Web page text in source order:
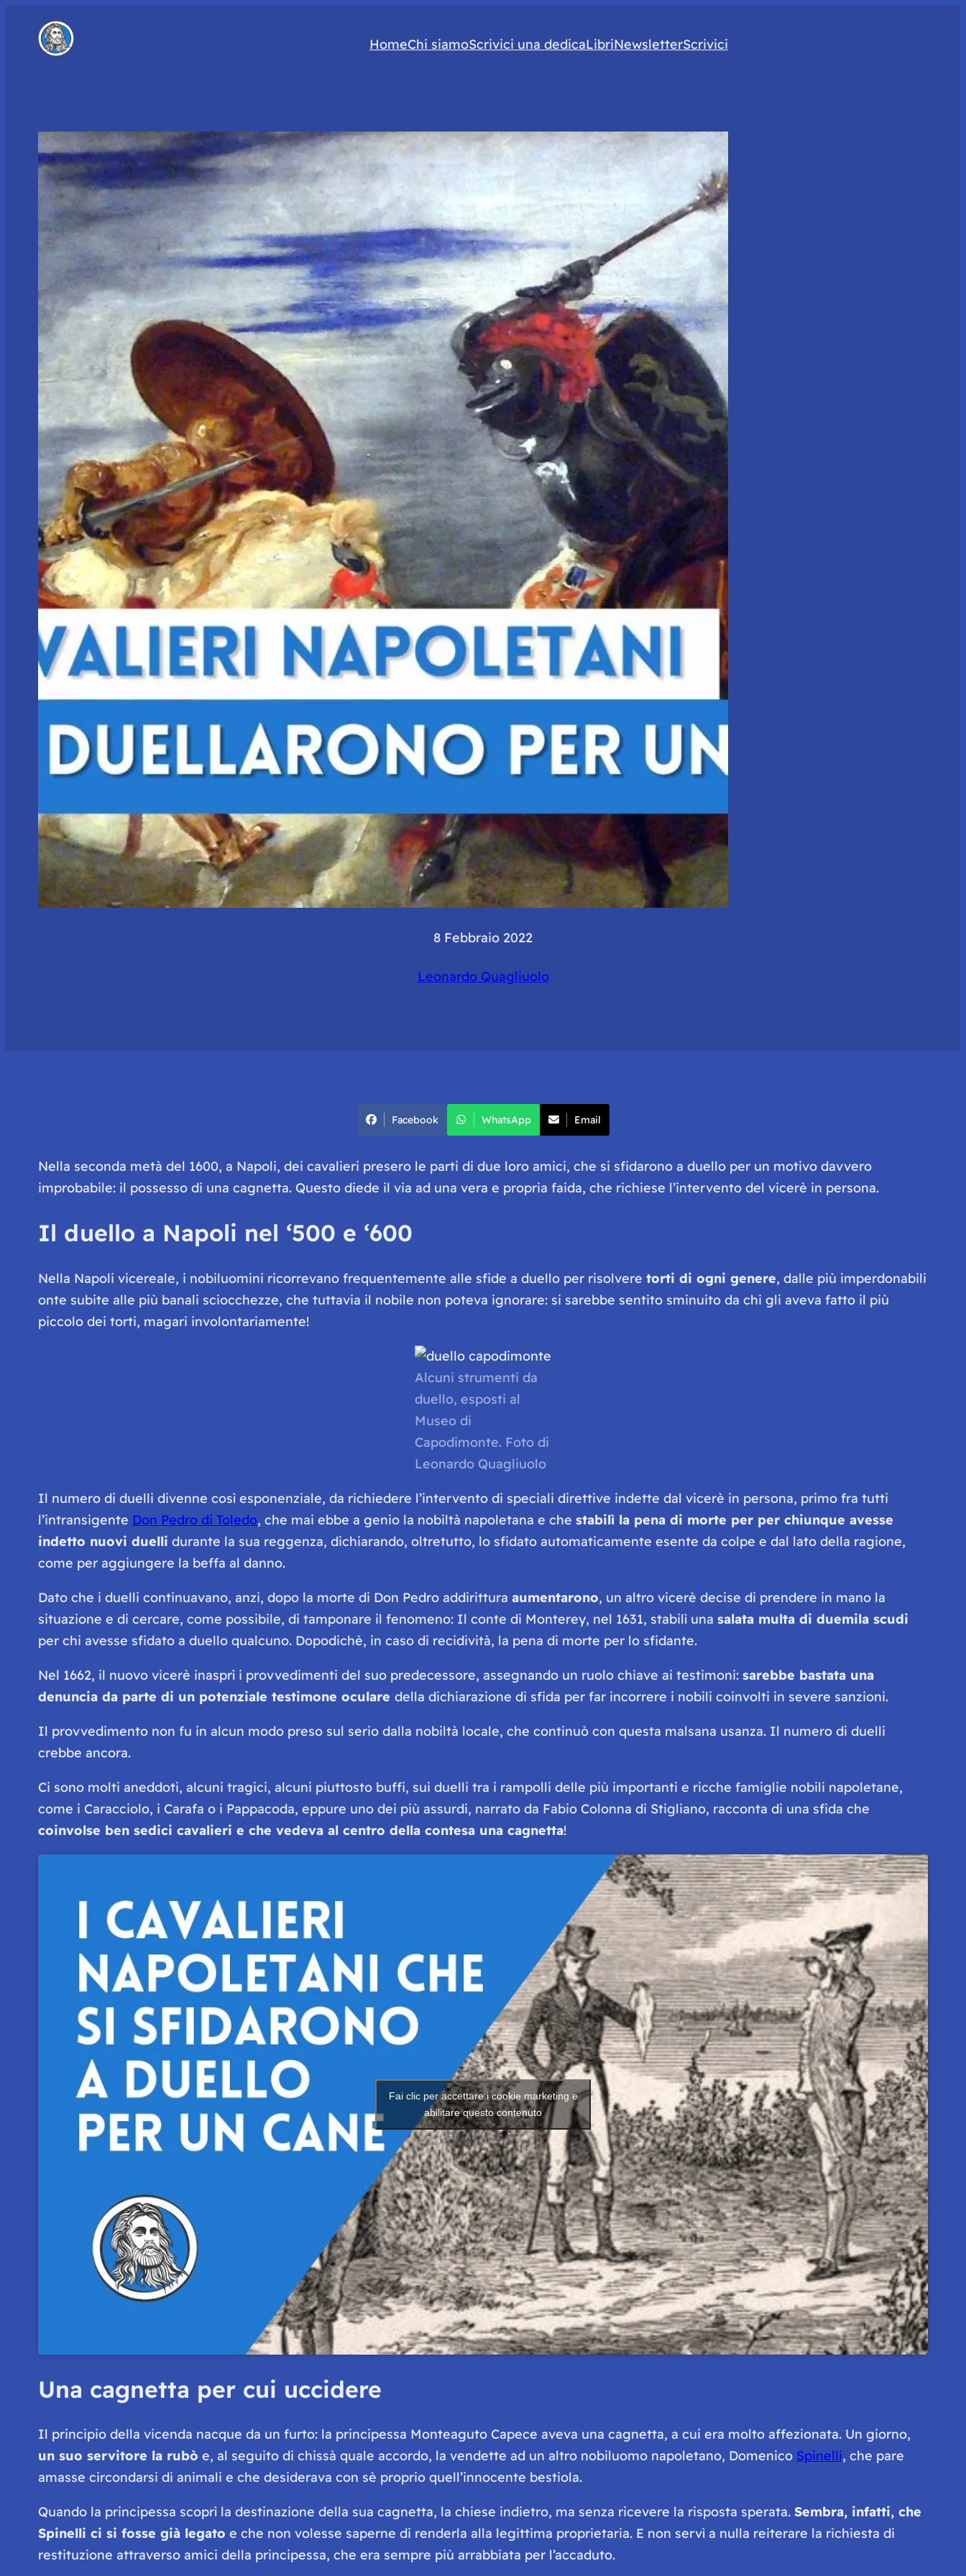
HomeChi siamoScrivici una dedicaLibriNewsletterScrivici
8 Febbraio 2022
Leonardo Quagliuolo
Facebook WhatsApp Email
Nella seconda metà del 1600, a Napoli, dei cavalieri presero le parti di due loro amici, che si sfidarono a duello per un motivo davvero
improbabile: il possesso di una cagnetta. Questo diede il via ad una vera e propria faida, che richiese l’intervento del vicerè in persona.
Il duello a Napoli nel ‘500 e ‘600
Nella Napoli vicereale, i nobiluomini ricorrevano frequentemente alle sfide a duello per risolvere torti di ogni genere, dalle più imperdonabili
onte subite alle più banali sciocchezze, che tuttavia il nobile non poteva ignorare: si sarebbe sentito sminuito da chi gli aveva fatto il più
piccolo dei torti, magari involontariamente!
Alcuni strumenti da
duello, esposti al
Museo di
Capodimonte. Foto di
Leonardo Quagliuolo
Il numero di duelli divenne così esponenziale, da richiedere l’intervento di speciali direttive indette dal vicerè in persona, primo fra tutti
l’intransigente Don Pedro di Toledo, che mai ebbe a genio la nobiltà napoletana e che stabilì la pena di morte per per chiunque avesse
indetto nuovi duelli durante la sua reggenza, dichiarando, oltretutto, lo sfidato automaticamente esente da colpe e dal lato della ragione,
come per aggiungere la beffa al danno.
Dato che i duelli continuavano, anzi, dopo la morte di Don Pedro addirittura aumentarono, un altro vicerè decise di prendere in mano la
situazione e di cercare, come possibile, di tamponare il fenomeno: Il conte di Monterey, nel 1631, stabilì una salata multa di duemila scudi
per chi avesse sfidato a duello qualcuno. Dopodichè, in caso di recidività, la pena di morte per lo sfidante.
Nel 1662, il nuovo vicerè inasprì i provvedimenti del suo predecessore, assegnando un ruolo chiave ai testimoni: sarebbe bastata una
denuncia da parte di un potenziale testimone oculare della dichiarazione di sfida per far incorrere i nobili coinvolti in severe sanzioni.
Il provvedimento non fu in alcun modo preso sul serio dalla nobiltà locale, che continuò con questa malsana usanza. Il numero di duelli
crebbe ancora.
Ci sono molti aneddoti, alcuni tragici, alcuni piuttosto buffi, sui duelli tra i rampolli delle più importanti e ricche famiglie nobili napoletane,
come i Caracciolo, i Carafa o i Pappacoda, eppure uno dei più assurdi, narrato da Fabio Colonna di Stigliano, racconta di una sfida che
coinvolse ben sedici cavalieri e che vedeva al centro della contesa una cagnetta!
Fai clic per accettare i cookie marketing e
abilitare questo contenuto
Una cagnetta per cui uccidere
Il principio della vicenda nacque da un furto: la principessa Monteaguto Capece aveva una cagnetta, a cui era molto affezionata. Un giorno,
un suo servitore la rubò e, al seguito di chissà quale accordo, la vendette ad un altro nobiluomo napoletano, Domenico Spinelli, che pare
amasse circondarsi di animali e che desiderava con sè proprio quell’innocente bestiola.
Quando la principessa scoprì la destinazione della sua cagnetta, la chiese indietro, ma senza ricevere la risposta sperata. Sembra, infatti, che
Spinelli ci si fosse già legato e che non volesse saperne di renderla alla legittima proprietaria. E non servì a nulla reiterare la richiesta di
restituzione attraverso amici della principessa, che era sempre più arrabbiata per l’accaduto.